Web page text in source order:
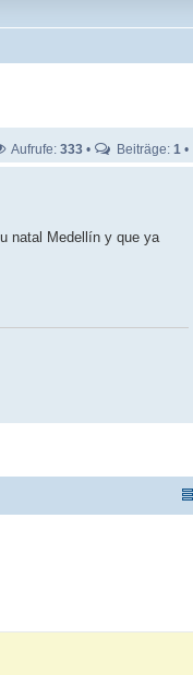
Aufrufe: 333 • Beiträge: 1 •
natal Medellín y que ya